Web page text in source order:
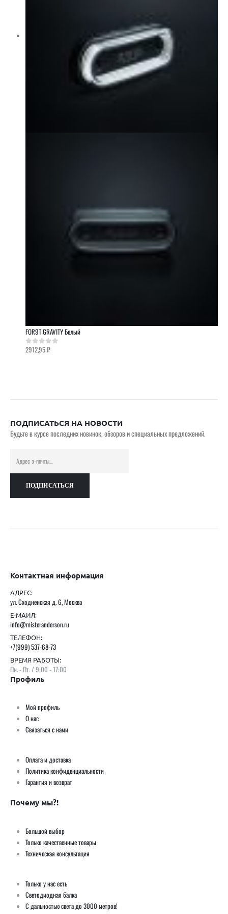
FOR9T GRAVITY Белый
0out of 5
2912,95₽
ПОДПИСАТЬСЯ НА НОВОСТИ
Будьте в курсе последних новинок, обзоров и специальных предложений.
Контактная информация
АДРЕС:
ул. Сходненская д. 6, Москва
Е-МАИЛ:
info@misteranderson.ru
ТЕЛЕФОН:
+7(999) 537-68-73
ВРЕМЯ РАБОТЫ:
Пн. - Пт. / 9:00 - 17:00
Профиль
Мой профиль
О нас
Связаться с нами
Оплата и доставка
Политика конфиденциальности
Гарантия и возврат
Почему мы?!
Большой выбор
Только качественные товары
Техническая консультация
Только у нас есть
Светодиодная балка
С дальностью света до 3000 метров!